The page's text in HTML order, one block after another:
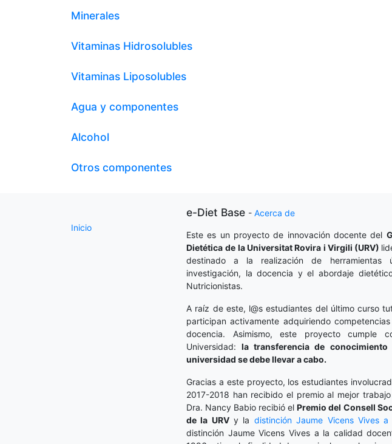
Minerales
Vitaminas Hidrosolubles
Vitaminas Liposolubles
Agua y componentes
Alcohol
Otros componentes
Inicio
e-Diet Base - Acerca de
Este es un proyecto de innovación docente del
Dietética de la Universitat Rovira i Virgili (URV)
destinado a la realización de herramientas
investigación, la docencia y el abordaje
Nutricionistas.
A raíz de este, l@s estudiantes del último curso
participan activamente adquiriendo
docencia. Asimismo, este proyecto cumple
Universidad:la transferencia de
universidad se debe llevar a cabo.
Gracias a este proyecto, los estudiantes
2017-2018 han recibido el premio al mejor
Dra. Nancy Babio recibió elPremio del Consell
de la URVy la distinción Jaume Vicens Vives
distinción Jaume Vicens Vives a la calidad